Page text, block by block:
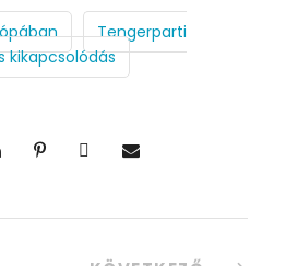
Tengerparti
kikapcsolódás